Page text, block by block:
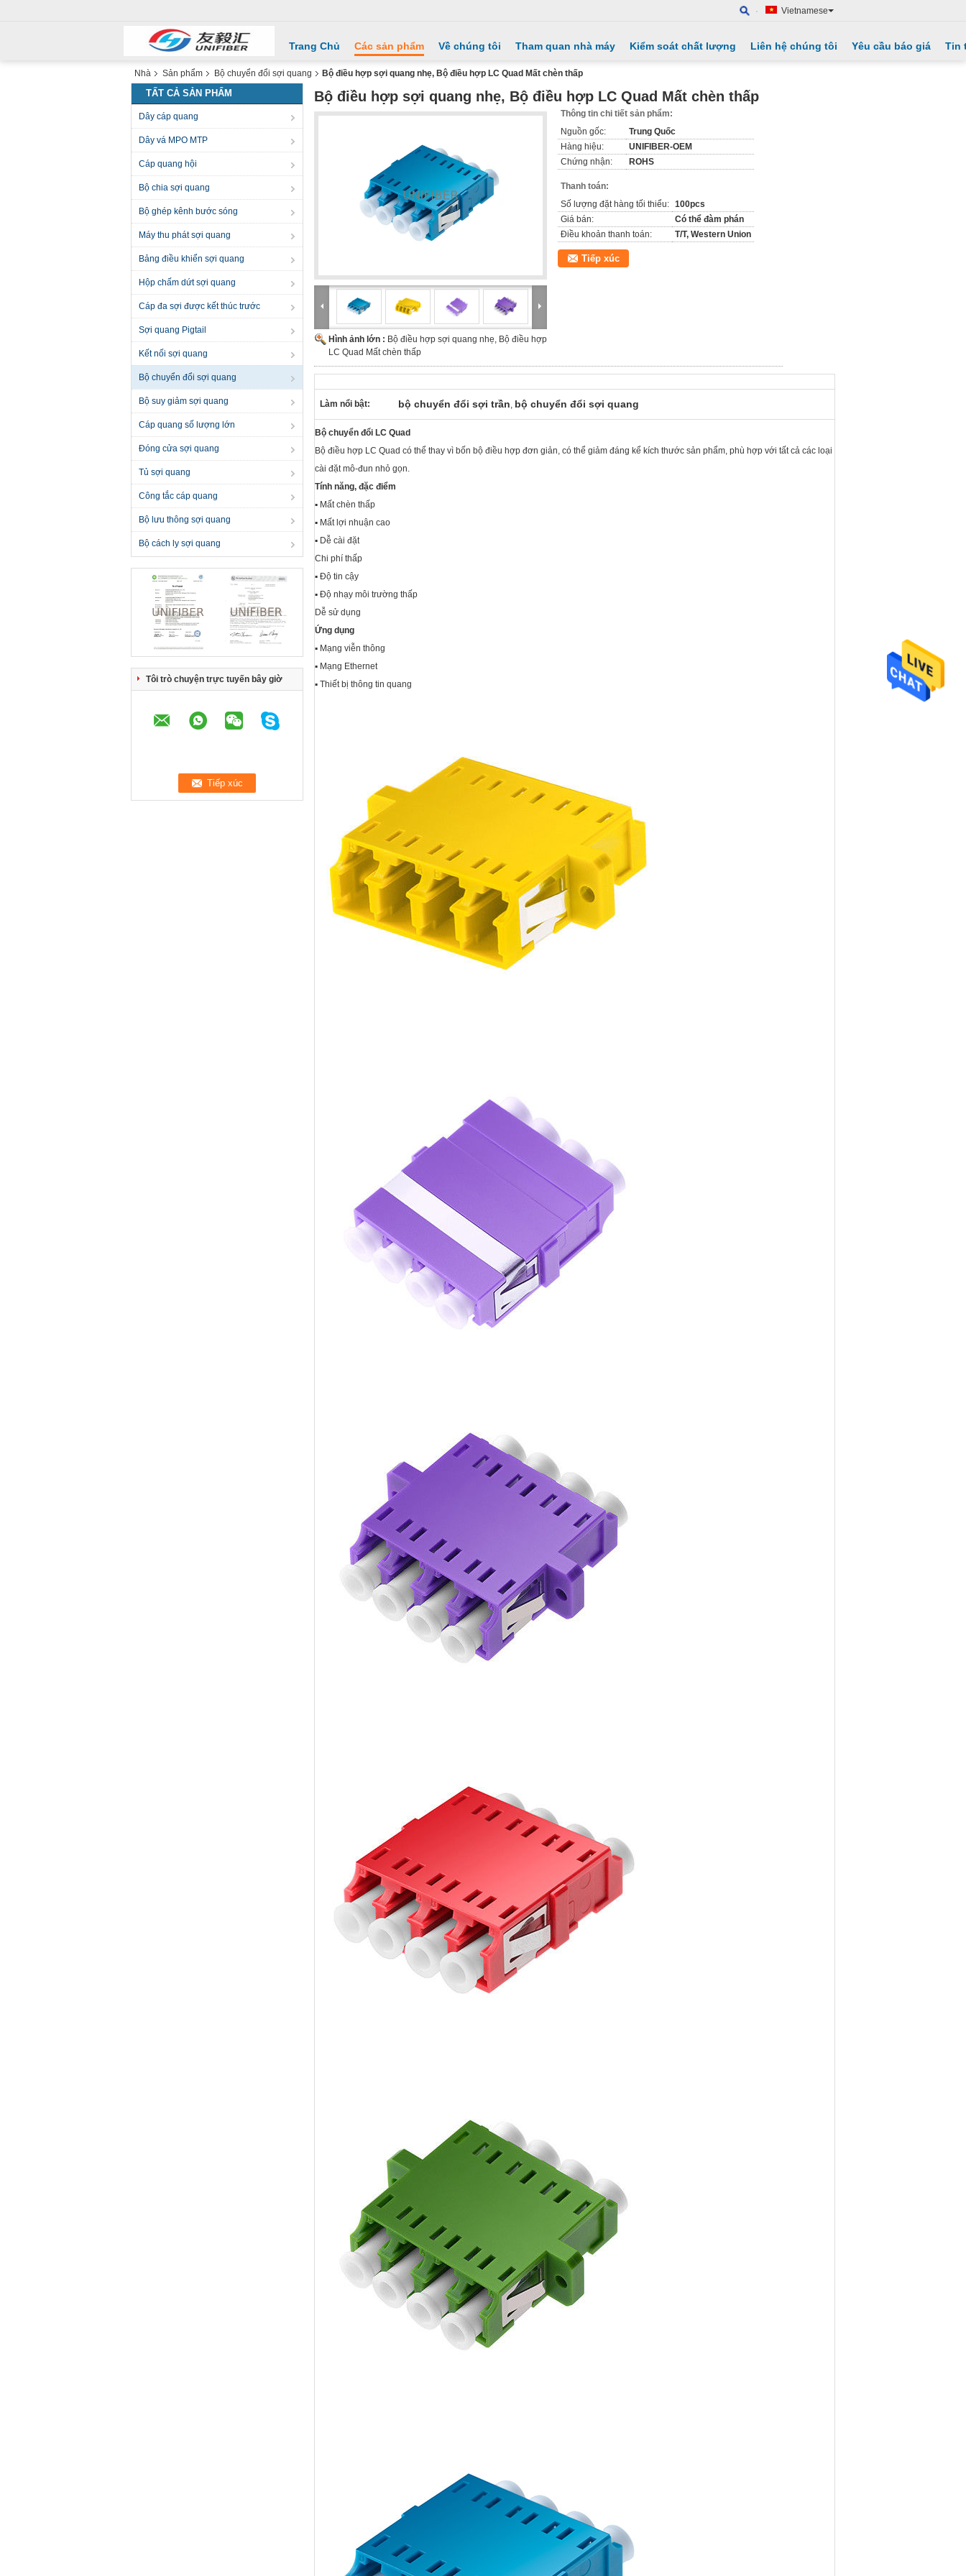
Vietnamese
Trang Chủ Các sản phẩm Về chúng tôi Tham quan nhà máy Kiểm soát chất lượng Liên hệ chúng tôi Yêu cầu báo giá Tin
Nhà Sản phẩm Bộ chuyển đổi sợi quang Bộ điều hợp sợi quang nhẹ, Bộ điều hợp LC Quad Mất chèn thấp
TẤT CẢ SẢN PHẨM
Dây cáp quang
Dây vá MPO MTP
Cáp quang hội
Bộ chia sợi quang
Bộ ghép kênh bước sóng
Máy thu phát sợi quang
Bảng điều khiển sợi quang
Hộp chấm dứt sợi quang
Cáp đa sợi được kết thúc trước
Sợi quang Pigtail
Kết nối sợi quang
Bộ chuyển đổi sợi quang
Bộ suy giảm sợi quang
Cáp quang số lượng lớn
Đóng cửa sợi quang
Tủ sợi quang
Công tắc cáp quang
Bộ lưu thông sợi quang
Bộ cách ly sợi quang
Tôi trò chuyện trực tuyến bây giờ
Bộ điều hợp sợi quang nhẹ, Bộ điều hợp LC Quad Mất chèn thấp
Hình ảnh lớn : Bộ điều hợp sợi quang nhẹ, Bộ điều hợp
LC Quad Mất chèn thấp
Thông tin chi tiết sản phẩm:
Nguồn gốc:
Trung Quốc
Hàng hiệu:
UNIFIBER-OEM
Chứng nhận:
ROHS
Thanh toán:
Số lượng đặt hàng tối thiểu: 100pcs
Giá bán:
Có thể đàm phán
Điều khoản thanh toán:
T/T, Western Union
Tiếp xúc
Làm nổi bật: bộ chuyển đổi sợi trần, bộ chuyển đổi sợi quang
Bộ chuyển đổi LC Quad
Bộ điều hợp LC Quad có thể thay vì bốn bộ điều hợp đơn giản, có thể giảm đáng kể kích thước sản phẩm, phù hợp với tất cả các loại
cài đặt mô-đun nhỏ gọn.
Tính năng, đặc điểm
▪ Mất chèn thấp
▪ Mất lợi nhuận cao
▪ Dễ cài đặt
Chi phí thấp
▪ Độ tin cậy
▪ Độ nhạy môi trường thấp
Dễ sử dụng
Ứng dụng
▪ Mạng viễn thông
▪ Mạng Ethernet
▪ Thiết bị thông tin quang